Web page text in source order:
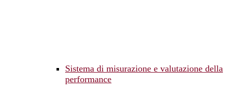
Sistema di misurazione e valutazione della
performance